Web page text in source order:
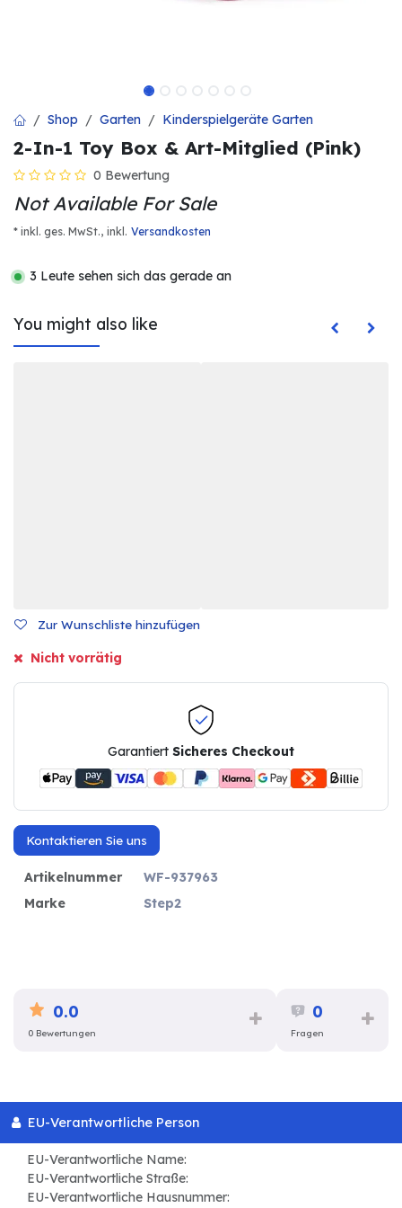
Shop Garten Kinderspielgeräte Garten
2-In-1 Toy Box & Art-Mitglied (Pink)
0 Bewertung
Not Available For Sale
* inkl. ges. MwSt., inkl. Versandkosten
3 Leute sehen sich das gerade an
You might also like
Zur Wunschliste hinzufügen
Nicht vorrätig
Garantiert Sicheres Checkout
Kontaktieren Sie uns
Artikelnummer
WF-937963
Marke
Step2
0.0
0 Bewertungen
0
Fragen
EU-Verantwortliche Person
EU-Verantwortliche Name:
EU-Verantwortliche Straße:
EU-Verantwortliche Hausnummer: